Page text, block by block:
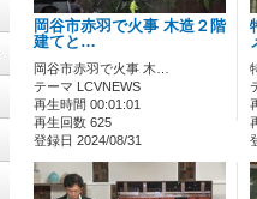
岡谷市赤羽で火事 木造２階
建てと…
岡谷市赤羽で火事 木…
テーマ LCVNEWS
再生時間 00:01:01
再生回数 625
登録日 2024/08/31